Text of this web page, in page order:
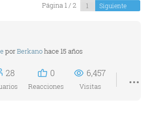
Página 1 / 2 Siguiente
porBerkanohace 15 años
28 0
Reacciones
6,457
Visitas